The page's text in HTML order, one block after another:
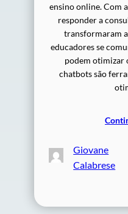
ensino online. Com
responder a
transformaram
educadores se
podem otimizar
chatbots são
Giovane
Calabrese